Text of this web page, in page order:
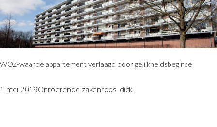
WOZ-waarde appartement verlaagd door gelijkheidsbeginsel
1 mei 2019Onroerende zakenroos_dick